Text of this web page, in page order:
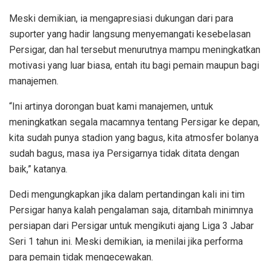
Meski demikian, ia mengapresiasi dukungan dari para
suporter yang hadir langsung menyemangati kesebelasan
Persigar, dan hal tersebut menurutnya mampu meningkatkan
motivasi yang luar biasa, entah itu bagi pemain maupun bagi
manajemen.
“Ini artinya dorongan buat kami manajemen, untuk
meningkatkan segala macamnya tentang Persigar ke depan,
kita sudah punya stadion yang bagus, kita atmosfer bolanya
sudah bagus, masa iya Persigarnya tidak ditata dengan
baik,” katanya.
Dedi mengungkapkan jika dalam pertandingan kali ini tim
Persigar hanya kalah pengalaman saja, ditambah minimnya
persiapan dari Persigar untuk mengikuti ajang Liga 3 Jabar
Seri 1 tahun ini. Meski demikian, ia menilai jika performa
para pemain tidak mengecewakan.